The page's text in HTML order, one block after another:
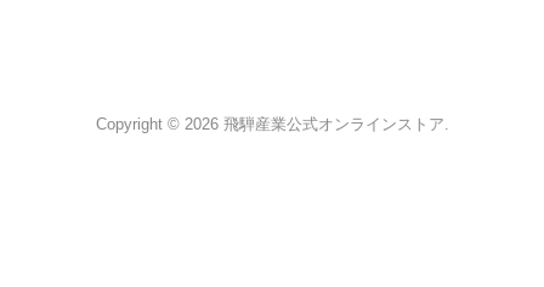
Copyright © 2026 飛騨産業公式オンラインストア.